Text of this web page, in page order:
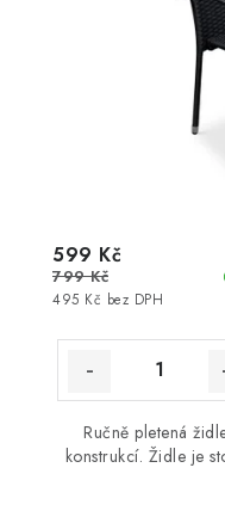
495 Kč bez DPH
599 Kč
799 Kč
Ručně pletená
konstrukcí. Židle je